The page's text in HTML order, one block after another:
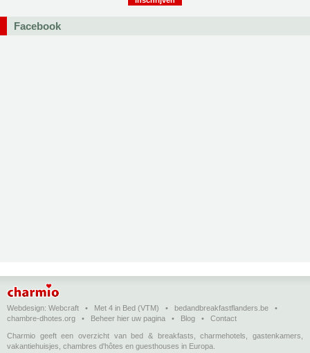
Facebook
Webdesign: Webcraft • Met 4 in Bed (VTM) • bedandbreakfastflanders.be •
chambre-dhotes.org • Beheer hier uw pagina • Blog • Contact
Charmio geeft een overzicht van bed & breakfasts, charmehotels, gastenkamers,
vakantiehuisjes, chambres d'hôtes en guesthouses in Europa.